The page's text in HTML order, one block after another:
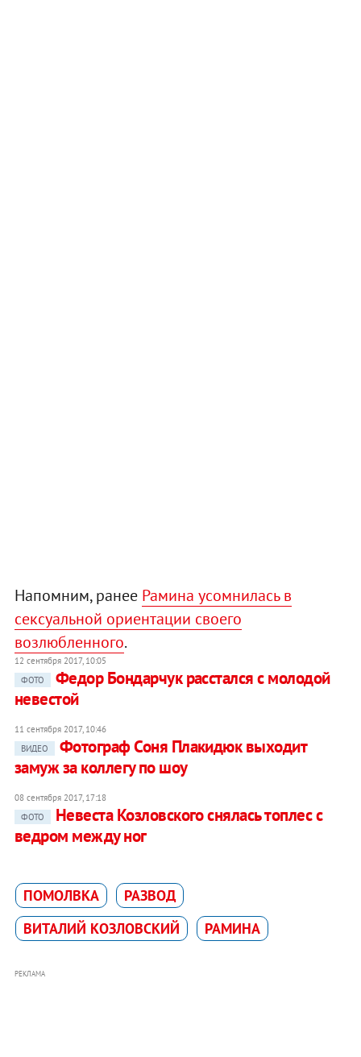
Напомним, ранее Рамина усомнилась в
сексуальной ориентации своего
возлюбленного.
12 сентября 2017, 10:05
ФОТО
Федор Бондарчук расстался с молодой
невестой
11 сентября 2017, 10:46
ВИДЕО
Фотограф Соня Плакидюк выходит
замуж за коллегу по шоу
08 сентября 2017, 17:18
ФОТО
Невеста Козловского снялась топлес с
ведром между ног
ПОМОЛВКА
РАЗВОД
ВИТАЛИЙ КОЗЛОВСКИЙ
РАМИНА
РЕКЛАМА